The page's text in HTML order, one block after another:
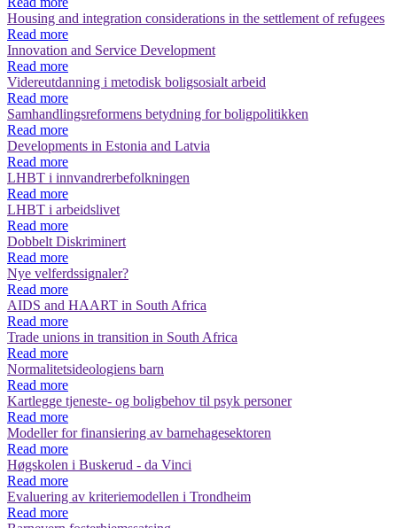
Housing and integration considerations in the settlement of refugees
Read more
Innovation and Service Development
Read more
Videreutdanning i metodisk boligsosialt arbeid
Read more
Samhandlingsreformens betydning for boligpolitikken
Read more
Developments in Estonia and Latvia
Read more
LHBT i innvandrerbefolkningen
Read more
LHBT i arbeidslivet
Read more
Dobbelt Diskriminert
Read more
Nye velferdssignaler?
Read more
AIDS and HAART in South Africa
Read more
Trade unions in transition in South Africa
Read more
Normalitetsideologiens barn
Read more
Kartlegge tjeneste- og boligbehov til psyk personer
Read more
Modeller for finansiering av barnehagesektoren
Read more
Høgskolen i Buskerud - da Vinci
Read more
Evaluering av kriteriemodellen i Trondheim
Read more